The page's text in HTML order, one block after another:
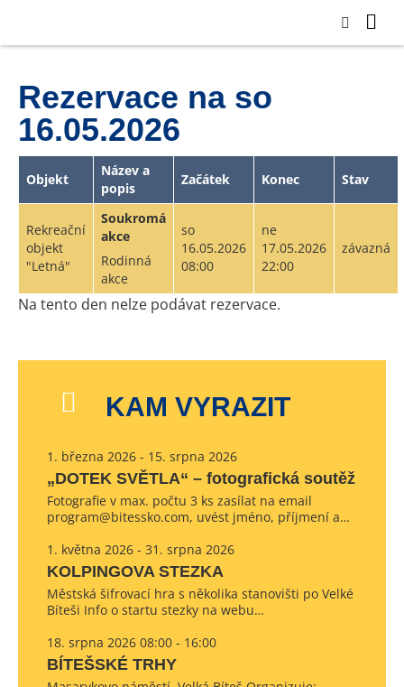
Rezervace na so
16.05.2026
Objekt
Název a
popis
Začátek Konec Stav
Rekreační
objekt
"Letná"
Soukromá
akce
Rodinná
akce
so
16.05.2026
08:00
ne
17.05.2026
22:00
závazná
Na tento den nelze podávat rezervace.
KAM VYRAZIT
1. března 2026 - 15. srpna 2026
„DOTEK SVĚTLA“ – fotografická soutěž
Fotografie v max. počtu 3 ks zasílat na email
program@bitessko.com, uvést jméno, příjmení a…
1. května 2026 - 31. srpna 2026
KOLPINGOVA STEZKA
Městská šifrovací hra s několika stanovišti po Velké
Bíteši Info o startu stezky na webu…
18. srpna 2026 08:00 - 16:00
BÍTEŠSKÉ TRHY